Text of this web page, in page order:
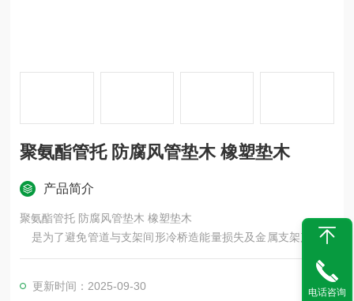
聚氨酯管托 防腐风管垫木 橡塑垫木
产品简介
聚氨酯管托 防腐风管垫木 橡塑垫木
是为了避免管道与支架间形冷桥造能量损失及金属支架产凝结
水，也就是说加木托的原因是可以更好的做好保温，还有就是木
托的传导要远远低于铁的传导，那样在制冷运行时，冷剂水的冷
量就不会直接通过管道外壁直接传递给固定支架，减少了冷凝现
更新时间：2025-09-30
电话咨询